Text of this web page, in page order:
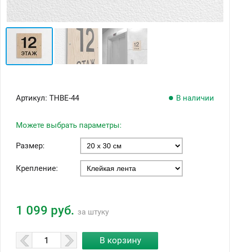
Артикул: ТНВЕ-44 В наличии
Можете выбрать параметры:
Размер:
Крепление:
1 099 руб. за штуку